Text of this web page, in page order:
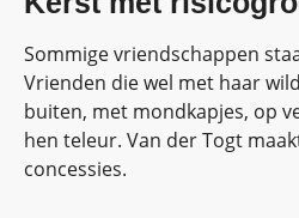
Sommige vriendschappen
Vrienden die wel met haar
buiten, met mondkapjes, op
hen teleur. Van der Togt
concessies.